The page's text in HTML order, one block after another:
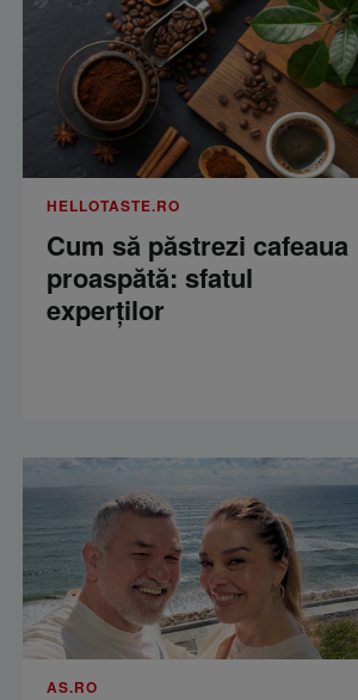
HELLOTASTE.RO
Cum să păstrezi cafeaua
proaspătă: sfatul
experților
AS.RO